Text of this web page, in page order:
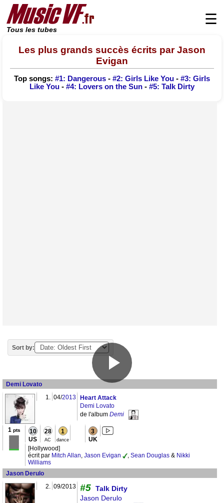
Tous les tubes
☰
Les plus grands succès écrits par Jason
Evigan
Top songs: #1: Dangerous - #2: Girls Like You - #3: Girls
Like You - #4: Lovers on the Sun - #5: Talk Dirty
Sort by:
Demi Lovato
1. 04/2013
Heart Attack
Demi Lovato
de l'album Demi
1 pts 10
US
28
AC
1
dance
3
UK
[Hollywood]
écrit par Mitch Allan, Jason Evigan , Sean Douglas & Nikki
Williams
Jason Derulo
2. 09/2013 #5 Talk Dirty
Jason Derulo